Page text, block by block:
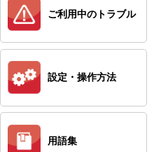
ご利用中のトラブル
設定・操作方法
用語集